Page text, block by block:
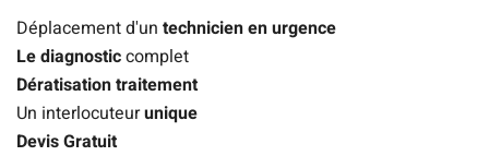
Déplacement d'un technicien en urgence
Le diagnosticcomplet
Dératisation traitement
Un interlocuteurunique
Devis Gratuit